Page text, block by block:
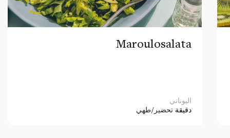
Maroulosalata
اليوناني
دقيقة تحضير/طهي